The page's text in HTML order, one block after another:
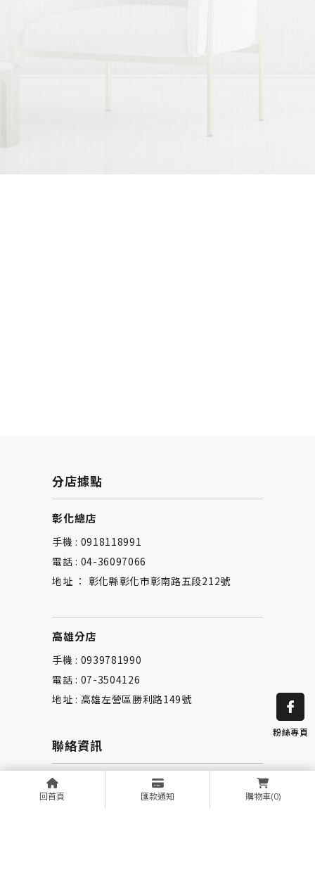
回首頁 匯款通知 購物車(0)
分店據點
彰化總店
手機 : 0918118991
電話 : 04-36097066
地址 ： 彰化縣彰化市彰南路五段212號
高雄分店
手機 : 0939781990
電話 : 07-3504126
地址 : 高雄左營區勝利路149號
聯絡資訊
信箱 ： riley520327@gmail.com
粉絲專頁